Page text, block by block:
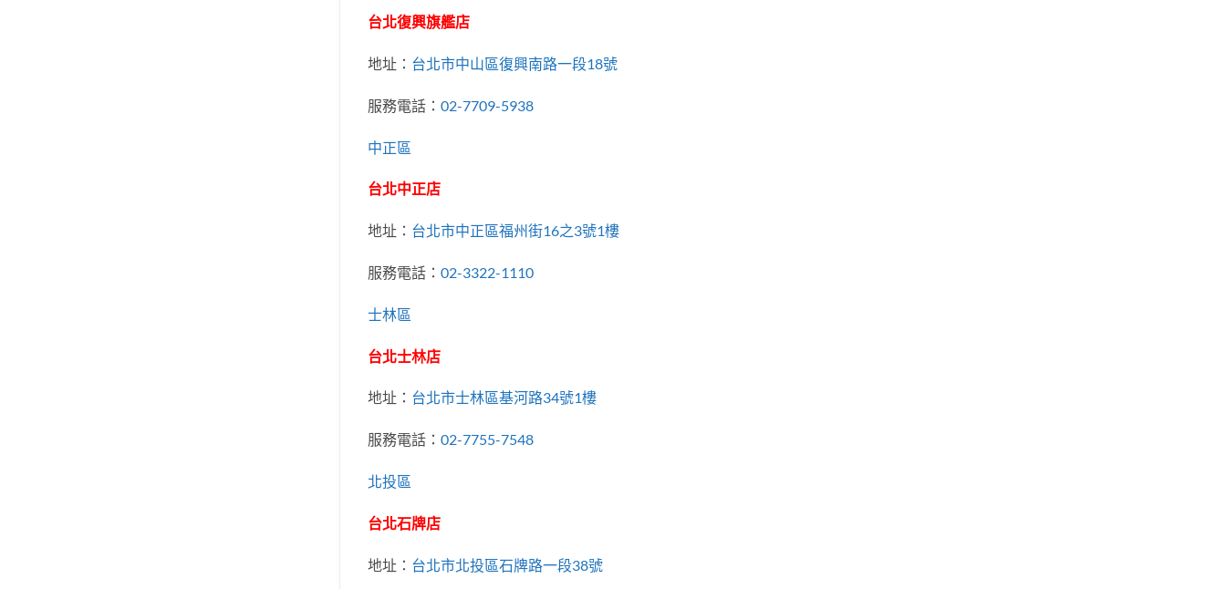
台北復興旗艦店
地址： 台北市中山區復興南路一段18號
服務電話： 02-7709-5938
中正區
台北中正店
地址： 台北市中正區福州街16之3號1樓
服務電話： 02-3322-1110
士林區
台北士林店
地址： 台北市士林區基河路34號1樓
服務電話： 02-7755-7548
北投區
台北石牌店
地址： 台北市北投區石牌路一段38號